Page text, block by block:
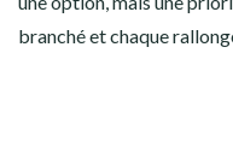
branché et chaque